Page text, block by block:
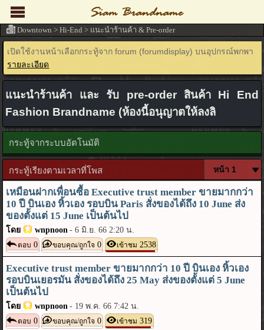
เปิดใช้งานหน้าเลือกกระทู้จาก forum (forumdisplay) บนอุปกรณ์พกพา
รายละเอียด
แนะนำร้านค้า และ รับ pre-order สินค้า Hi End
Fashion Brandname (ห้องนี้อนุญาตให้ลงลิ
กระทู้จากระบบอัตโนมัติ
กระทู้เรียงตามเวลาที่โพส
เหมือนฝากเพื่อนซื้อ Executive trust member ขายมากกว่า
10 ปี บินเอง หิ้วเอง รอบบิน Paris สั่งของได้ถึง 10 June ส่ง
ของตั้งแต่ 15 June เป็นต้นไป
โดย wnpnoon -6 มิ.ย. 66 2:20 น.
ตอบ 0 ขอบคุณ/ถูกใจ 0 เข้าชม 2538
Executive trust member ขายมากกว่า 10 ปี บินเอง หิ้วเอง
รอบบินเยอรมัน สั่งของได้ถึง 25 May ส่งของตั้งแต่ 5 June
เป็นต้นไป
โดย wnpnoon - 19 พ.ค. 66 7:42 น.
ตอบ 0 ขอบคุณ/ถูกใจ 0 เข้าชม 319
Downtown > Hi-End > แนะนำร้านค้า & Pre-order